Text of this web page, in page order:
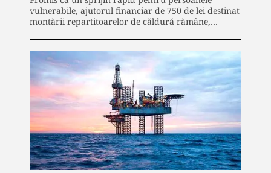
vulnerabile, ajutorul financiar de 750 de lei destinat
montării repartitoarelor de căldură rămâne,…